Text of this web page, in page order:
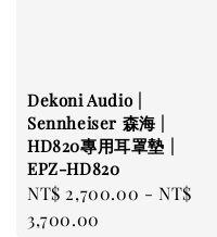
Dekoni Audio |
Sennheiser 森海 |
HD820專用耳罩墊 |
EPZ-HD820
Regular
price
NT$ 2,700.00 -NT$
3,700.00